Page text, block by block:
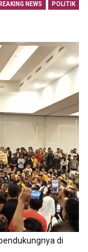
NEWS POLITIK
di